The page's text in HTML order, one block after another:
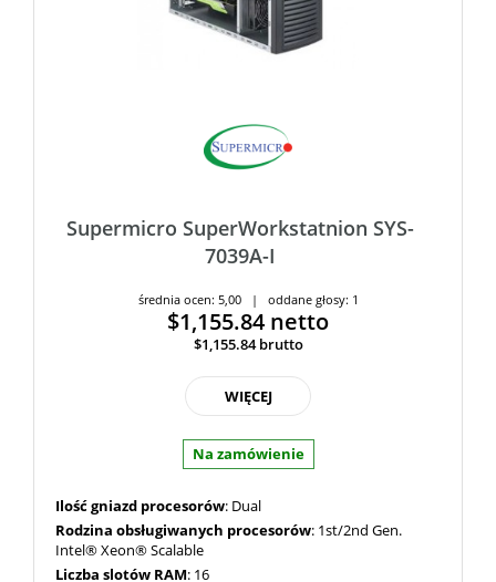
Supermicro SuperWorkstatnion SYS-
7039A-I
średnia ocen: 5,00 | oddane głosy: 1
$1,155.84 netto
$1,155.84brutto
WIĘCEJ
Na zamówienie
Ilość gniazd procesorów: Dual
Rodzina obsługiwanych procesorów: 1st/2nd Gen.
Intel® Xeon® Scalable
Liczba slotów RAM: 16